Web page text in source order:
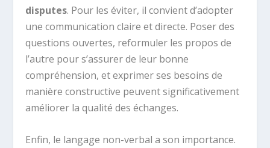
disputes. Pour les éviter, il convient d’adopter
une communication claire et directe. Poser des
questions ouvertes, reformuler les propos de
l’autre pour s’assurer de leur bonne
compréhension, et exprimer ses besoins de
manière constructive peuvent significativement
améliorer la qualité des échanges.
Enfin, le langage non-verbal a son importance.